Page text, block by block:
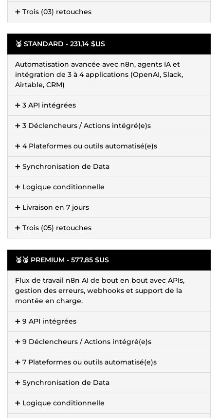
➕ Trois (03) retouches
🥈 STANDARD - 231,14 $US
Automatisation avancée avec n8n, agents IA et
intégration de 3 à 4 applications (OpenAI, Slack,
Airtable, CRM)
➕ 3 API intégrées
➕ 3 Déclencheurs / Actions intégré(e)s
➕ 4 Plateformes ou outils automatisé(e)s
➕ Synchronisation de Data
➕ Logique conditionnelle
➕ Livraison en 7 jours
➕ Trois (05) retouches
🥈🥈 PREMIUM - 577,85 $US
Flux de travail n8n AI de bout en bout avec APIs,
gestion des erreurs, webhooks et support de la
montée en charge.
➕ 9 API intégrées
➕ 9 Déclencheurs / Actions intégré(e)s
➕ 7 Plateformes ou outils automatisé(e)s
➕ Synchronisation de Data
➕ Logique conditionnelle